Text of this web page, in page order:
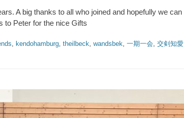
A big thanks to all who joined and hopefully we can
to Peter for the nice Gifts
, kendohamburg, theilbeck, wandsbek, 一期一会, 交剣知愛